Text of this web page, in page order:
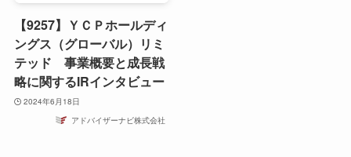
【9257】ＹＣＰホールディ
ングス（グローバル）リミ
テッド 事業概要と成長戦
略に関するIRインタビュー
2024年6月18日
アドバイザーナビ株式会社